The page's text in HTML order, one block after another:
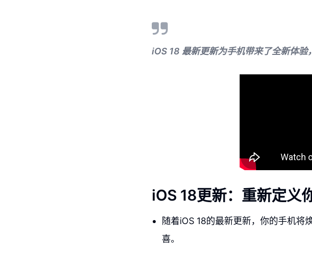
iOS 18 最新更新为手机带来了全新体验
iOS 18更新：重新定义
随着iOS 18的最新更新，你的手机将
喜。